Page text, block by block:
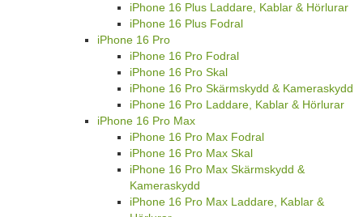
iPhone 16 Plus Laddare, Kablar & Hörlurar
iPhone 16 Plus Fodral
iPhone 16 Pro
iPhone 16 Pro Fodral
iPhone 16 Pro Skal
iPhone 16 Pro Skärmskydd & Kameraskydd
iPhone 16 Pro Laddare, Kablar & Hörlurar
iPhone 16 Pro Max
iPhone 16 Pro Max Fodral
iPhone 16 Pro Max Skal
iPhone 16 Pro Max Skärmskydd &
Kameraskydd
iPhone 16 Pro Max Laddare, Kablar &